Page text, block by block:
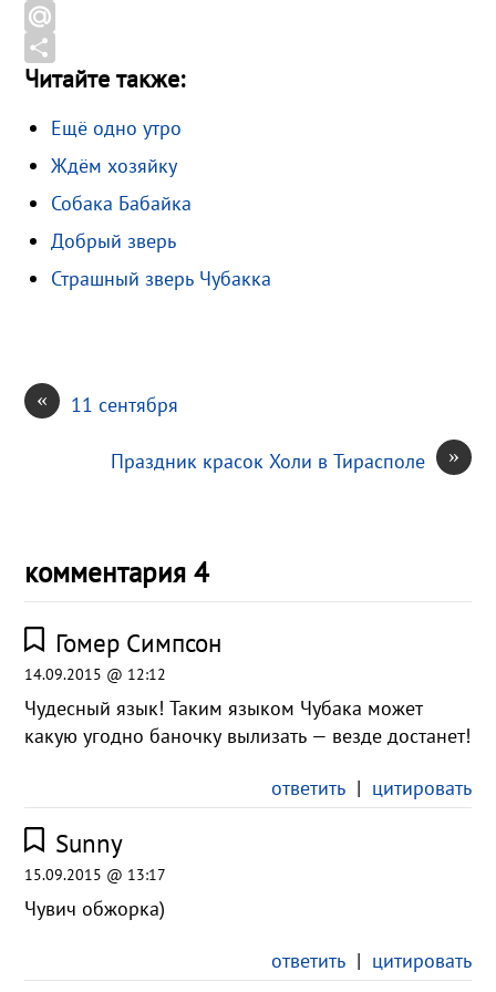
o
o
k
e
g
r
m
n
o
k
a
s
s
n
G
m
a
M
a
R
u
О
п
р
а
в
Читайте также:
Ещё одно утро
Ждём хозяйку
Собака Бабайка
Добрый зверь
Страшный зверь Чубакка
« 11 сентября
»
Праздник красок Холи в Тирасполе
комментария 4
Гомер Симпсон
14.09.2015 @ 12:12
Чудесный язык! Таким языком Чубака может
какую угодно баночку вылизать — везде достанет!
ответить| цитировать
Sunny
15.09.2015 @ 13:17
Чувич обжорка)
ответить| цитировать